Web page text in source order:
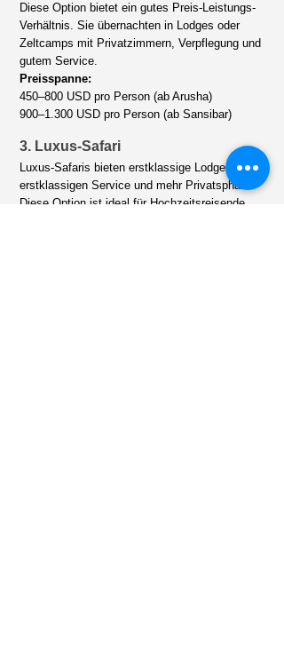
Diese Option bietet ein gutes Preis-Leistungs-
Verhältnis. Sie übernachten in Lodges oder
Zeltcamps mit Privatzimmern, Verpflegung und
gutem Service.
Preisspanne:
450–800 USD pro Person (ab Arusha)
900–1.300 USD pro Person (ab Sansibar)
3. Luxus-Safari
Luxus-Safaris bieten erstklassige Lodges,
erstklassigen Service und mehr Privatsphäre.
Diese Option ist ideal für Hochzeitsreisende